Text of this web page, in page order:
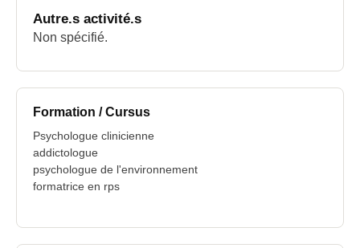
Autre.s activité.s
Non spécifié.
Formation / Cursus
Psychologue clinicienne
addictologue
psychologue de l'environnement
formatrice en rps